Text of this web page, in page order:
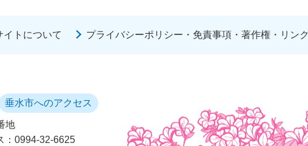
トについて プライバシーポリシー・免責事項・著作権・リンク
垂水市へのアクセス
地
：0994-32-6625